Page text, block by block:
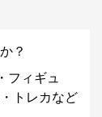
？
フィギュ
トレカなど